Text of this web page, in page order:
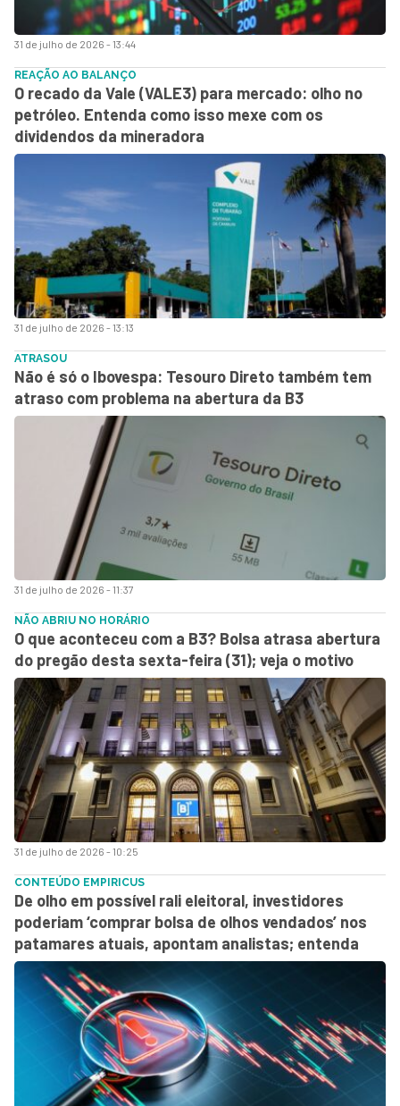
31 de julho de 2026 - 13:44
31 de julho de 2026 - 13:13
REAÇÃO AO BALANÇO
O recado da Vale (VALE3) para mercado: olho no
petróleo. Entenda como isso mexe com os
dividendos da mineradora
31 de julho de 2026 - 11:37
ATRASOU
Não é só o Ibovespa: Tesouro Direto também tem
atraso com problema na abertura da B3
31 de julho de 2026 - 10:25
NÃO ABRIU NO HORÁRIO
O que aconteceu com a B3? Bolsa atrasa abertura
do pregão desta sexta-feira (31); veja o motivo
CONTEÚDO EMPIRICUS
De olho em possível rali eleitoral, investidores
poderiam ‘comprar bolsa de olhos vendados’ nos
patamares atuais, apontam analistas; entenda